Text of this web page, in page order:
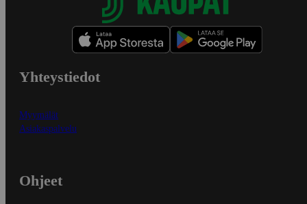
Yhteystiedot
Myymälät
Asiakaspalvelu
Ohjeet